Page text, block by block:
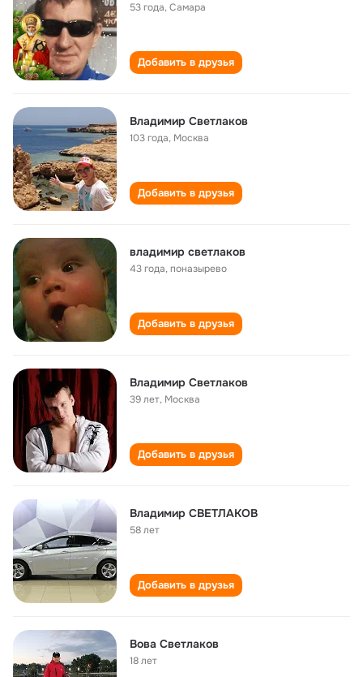
53 года,Самара
Добавить в друзья
Владимир Светлаков
103 года, Москва
Добавить в друзья
владимир светлаков
43 года,поназырево
Добавить в друзья
Владимир Светлаков
39 лет, Москва
Добавить в друзья
Владимир СВЕТЛАКОВ
58 лет
Добавить в друзья
Вова Светлаков
18 лет